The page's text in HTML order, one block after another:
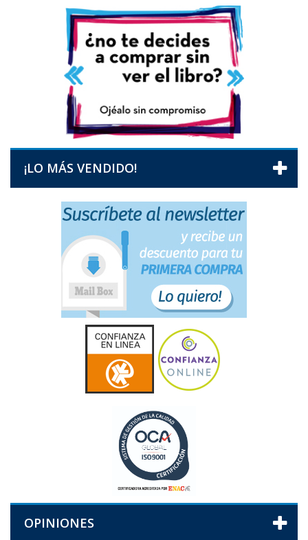
¡LO MÁS VENDIDO!
OPINIONES